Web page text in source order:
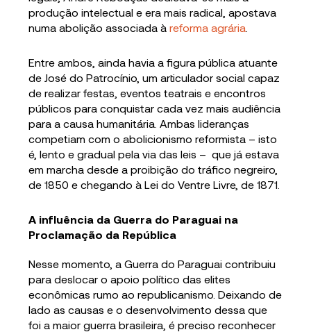
produção intelectual e era mais radical, apostava
numa abolição associada àreforma agrária
Entre ambos, ainda havia a figura pública atuante
de José do Patrocínio, um articulador social capaz
de realizar festas, eventos teatrais e encontros
públicos para conquistar cada vez mais audiência
para a causa humanitária. Ambas lideranças
competiam com o abolicionismo reformista – isto
é, lento e gradual pela via das leis – que já estava
em marcha desde a proibição do tráfico negreiro,
de 1850 e chegando à Lei do Ventre Livre, de 1871.
A influência da Guerra do Paraguai na
Proclamação da República
Nesse momento, a Guerra do Paraguai contribuiu
para deslocar o apoio político das elites
econômicas rumo ao republicanismo. Deixando de
lado as causas e o desenvolvimento dessa que
foi a maior guerra brasileira, é preciso reconhecer